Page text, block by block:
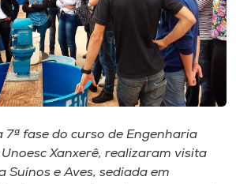
7ª fase do curso de Engenharia
Xanxerê, realizaram visita
Suínos e Aves, sediada em